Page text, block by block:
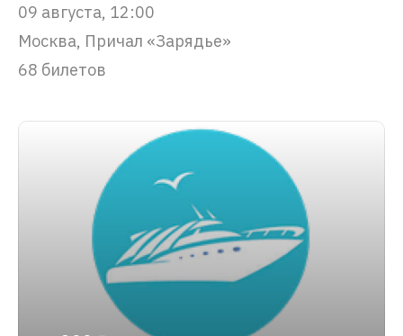
09 августа, 12:00
Москва, Причал «Зарядье»
68 билетов